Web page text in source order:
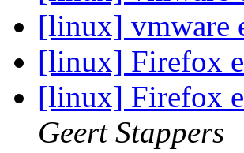
[linux] vmware
[linux] Firefox
[linux] Firefox
Geert Stappers